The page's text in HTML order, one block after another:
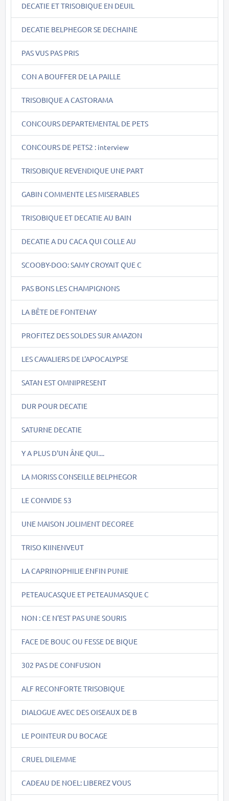
DECATIE ET TRISOBIQUE EN DEUIL
DECATIE BELPHEGOR SE DECHAINE
PAS VUS PAS PRIS
CON A BOUFFER DE LA PAILLE
TRISOBIQUE A CASTORAMA
CONCOURS DEPARTEMENTAL DE PETS
CONCOURS DE PETS2 : interview
TRISOBIQUE REVENDIQUE UNE PART
GABIN COMMENTE LES MISERABLES
TRISOBIQUE ET DECATIE AU BAIN
DECATIE A DU CACA QUI COLLE AU
SCOOBY-DOO: SAMY CROYAIT QUE C
PAS BONS LES CHAMPIGNONS
LA BÊTE DE FONTENAY
PROFITEZ DES SOLDES SUR AMAZON
LES CAVALIERS DE L'APOCALYPSE
SATAN EST OMNIPRESENT
DUR POUR DECATIE
SATURNE DECATIE
Y A PLUS D'UN ÂNE QUI....
LA MORISS CONSEILLE BELPHEGOR
LE CONVIDE 53
UNE MAISON JOLIMENT DECOREE
TRISO KIINENVEUT
LA CAPRINOPHILIE ENFIN PUNIE
PETEAUCASQUE ET PETEAUMASQUE C
NON : CE N'EST PAS UNE SOURIS
FACE DE BOUC OU FESSE DE BIQUE
302 PAS DE CONFUSION
ALF RECONFORTE TRISOBIQUE
DIALOGUE AVEC DES OISEAUX DE B
LE POINTEUR DU BOCAGE
CRUEL DILEMME
CADEAU DE NOEL: LIBEREZ VOUS